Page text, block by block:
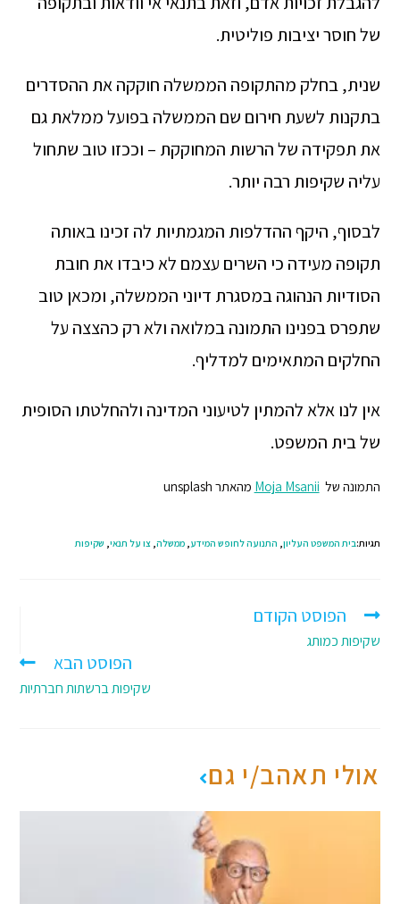
של חוסר יציבות פוליטית.
שנית, בחלק מהתקופה הממשלה חוקקה את ההסדרים
בתקנות לשעת חירום שם הממשלה בפועל ממלאת גם
את תפקידה של הרשות המחוקקת – וככזו טוב שתחול
עליה שקיפות רבה יותר.
לבסוף, היקף ההדלפות המגמתיות לה זכינו באותה
תקופה מעידה כי השרים עצמם לא כיבדו את חובת
הסודיות הנהוגה במסגרת דיוני הממשלה, ומכאן טוב
שתפרס בפנינו התמונה במלואה ולא רק כהצצה על
החלקים המתאימים למדליף.
אין לנו אלא להמתין לטיעוני המדינה ולהחלטתו הסופית
של בית המשפט.
התמונה של Moja Msanii מהאתר unsplash
תגיות:בית המשפט העליון התנועה לחופש המידע ממשלה צו על תנאי שקיפות
הפוסט הקודם
שקיפות כמותג
הפוסט הבא
שקיפות ברשתות חברתיות
אולי תאהב/י גם